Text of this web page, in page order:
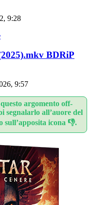
9:28
BDRiP
9:57
argomento off-
segnalarlo all’auore del
icona 👎.